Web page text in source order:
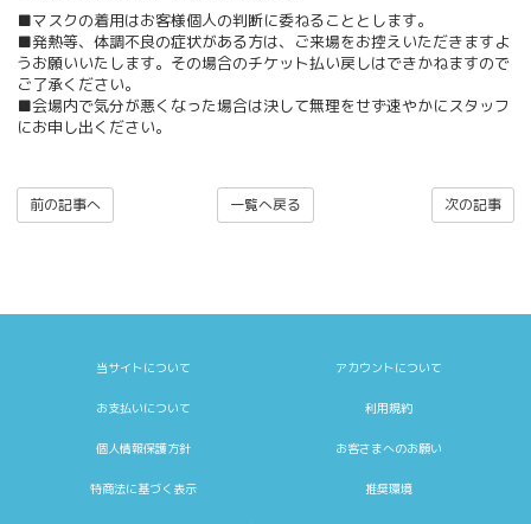
■マスクの着用はお客様個人の判断に委ねることとします。
■発熱等、体調不良の症状がある方は、ご来場をお控えいただきますよ
うお願いいたします。その場合のチケット払い戻しはできかねますので
ご了承ください。
■会場内で気分が悪くなった場合は決して無理をせず速やかにスタッフ
にお申し出ください。
次の記事
一覧へ戻る
前の記事へ
当サイトについて アカウントについて
お支払いについて 利用規約
個人情報保護方針 お客さまへのお願い
特商法に基づく表示 推奨環境